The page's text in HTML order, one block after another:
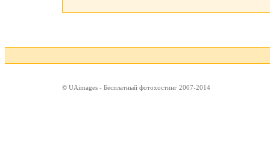
© UAimages - Бесплатный фотохостинг 2007-2014